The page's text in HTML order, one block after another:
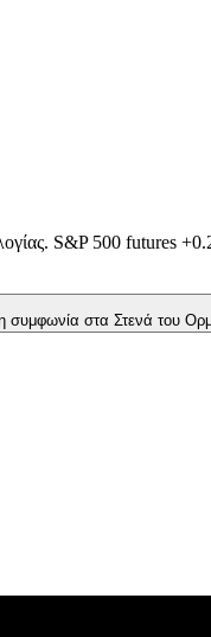
S&P 500 futures
συμφωνία στα Στενά του